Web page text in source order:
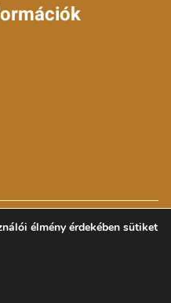
Minden jog fenntartva.
élmény érdekében sütiket